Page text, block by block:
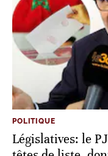
POLITIQUE
Législatives: le